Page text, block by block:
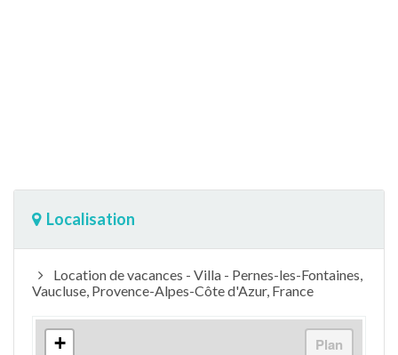
Localisation
Location de vacances - Villa - Pernes-les-Fontaines,
Vaucluse, Provence-Alpes-Côte d'Azur, France
+